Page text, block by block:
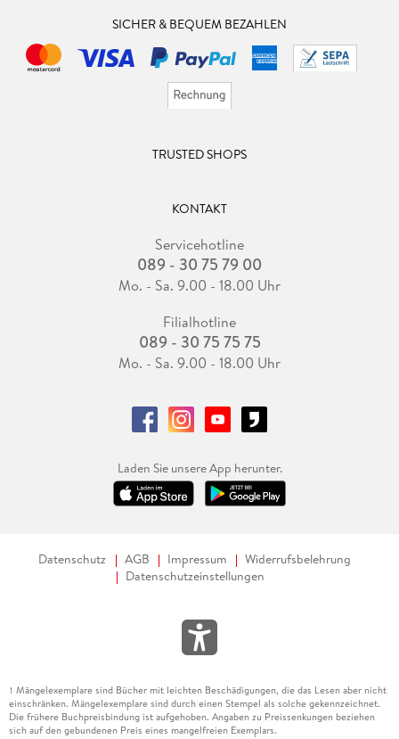
SICHER & BEQUEM BEZAHLEN
TRUSTED SHOPS
KONTAKT
Servicehotline
089 - 30 75 79 00
Mo. - Sa. 9.00 - 18.00 Uhr
Filialhotline
089 - 30 75 75 75
Mo. - Sa. 9.00 - 18.00 Uhr
Laden Sie unsere App herunter.
Datenschutz AGB Impressum
Widerrufsbelehrung
Datenschutzeinstellungen
1 Mängelexemplare sind Bücher mit leichten Beschädigungen, die das Lesen aber nicht
einschränken. Mängelexemplare sind durch einen Stempel als solche gekennzeichnet.
Die frühere Buchpreisbindung ist aufgehoben. Angaben zu Preissenkungen beziehen
sich auf den gebundenen Preis eines mangelfreien Exemplars.